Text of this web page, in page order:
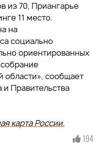
из 70, Приангарье
11 место.
на
социально
ориентированных
области», сообщает
Правительства
карта России.
194